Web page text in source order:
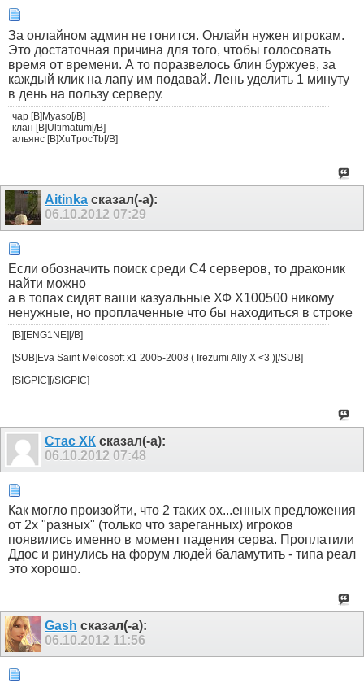
За онлайном админ не гонится. Онлайн нужен игрокам.
Это достаточная причина для того, чтобы голосовать
время от времени. А то поразвелось блин буржуев, за
каждый клик на лапу им подавай. Лень уделить 1 минуту
в день на пользу серверу.
чар [B]Myaso[/B]
клан [B]Ultimatum[/B]
альянс [B]XuTpocTb[/B]
Aitinka сказал(-а):
06.10.2012 07:29
Если обозначить поиск среди С4 серверов, то драконик
найти можно
а в топах сидят ваши казуальные ХФ Х100500 никому
ненужные, но проплаченные что бы находиться в строке
[B][ENG1NE][/B]
[SUB]Eva Saint Melcosoft x1 2005-2008 ( Irezumi Ally X <3 )[/SUB]
[SIGPIC][/SIGPIC]
Стас ХК сказал(-а):
06.10.2012 07:48
Как могло произойти, что 2 таких ох...енных предложения
от 2х "разных" (только что зареганных) игроков
появились именно в момент падения серва. Проплатили
Ддос и ринулись на форум людей баламутить - типа реал
это хорошо.
Gash сказал(-а):
06.10.2012 11:56